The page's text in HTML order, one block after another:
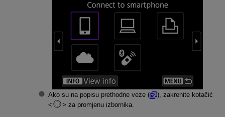
Ako su na popisu prethodne veze (
), zakrenite kotačić
za promjenu izbornika.